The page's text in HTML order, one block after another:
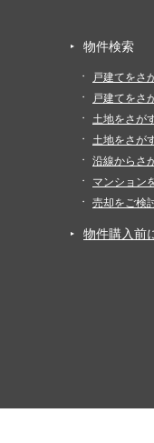
物件検索
戸建てをさ
戸建てをさ
土地をさが
土地をさが
沿線からさ
マンション
売却をご検
物件購入前